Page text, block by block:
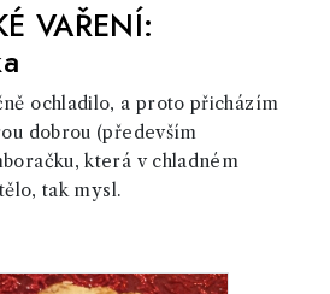
VAŘENÍ:
ochladilo, a proto přicházím
dobrou (především
která v chladném
tak mysl.